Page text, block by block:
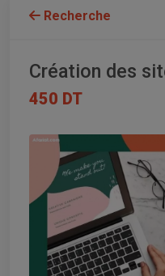
Recherche
Création des
450 DT